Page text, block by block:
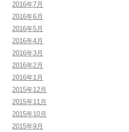
2016年7月
2016年6月
2016年5月
2016年4月
2016年3月
2016年2月
2016年1月
2015年12月
2015年11月
2015年10月
2015年9月